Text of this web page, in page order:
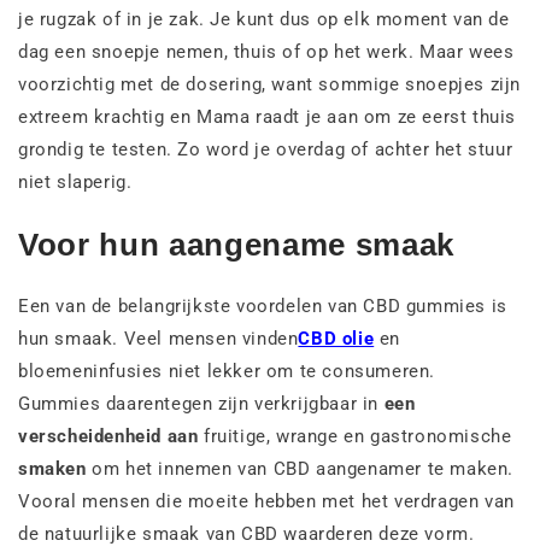
je rugzak of in je zak. Je kunt dus op elk moment van de
dag een snoepje nemen, thuis of op het werk. Maar wees
voorzichtig met de dosering, want sommige snoepjes zijn
extreem krachtig en Mama raadt je aan om ze eerst thuis
grondig te testen. Zo word je overdag of achter het stuur
niet slaperig.
Voor hun aangename smaak
Een van de belangrijkste voordelen van CBD gummies is
hun smaak. Veel mensen vindenCBD olie en
bloemeninfusies niet lekker om te consumeren.
Gummies daarentegen zijn verkrijgbaar in een
verscheidenheid aan fruitige, wrange en gastronomische
smakenom het innemen van CBD aangenamer te maken.
Vooral mensen die moeite hebben met het verdragen van
de natuurlijke smaak van CBD waarderen deze vorm.